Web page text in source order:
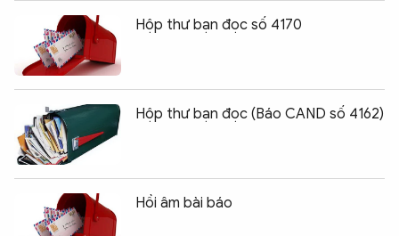
Hộp thư bạn đọc số 4170
Hộp thư bạn đọc (Báo CAND số 4162)
Hồi âm bài báo